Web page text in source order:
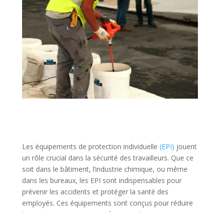
Les équipements de protection individuelle (EPI) jouent
un rôle crucial dans la sécurité des travailleurs. Que ce
soit dans le bâtiment, l’industrie chimique, ou même
dans les bureaux, les EPI sont indispensables pour
prévenir les accidents et protéger la santé des
employés. Ces équipements sont conçus pour réduire